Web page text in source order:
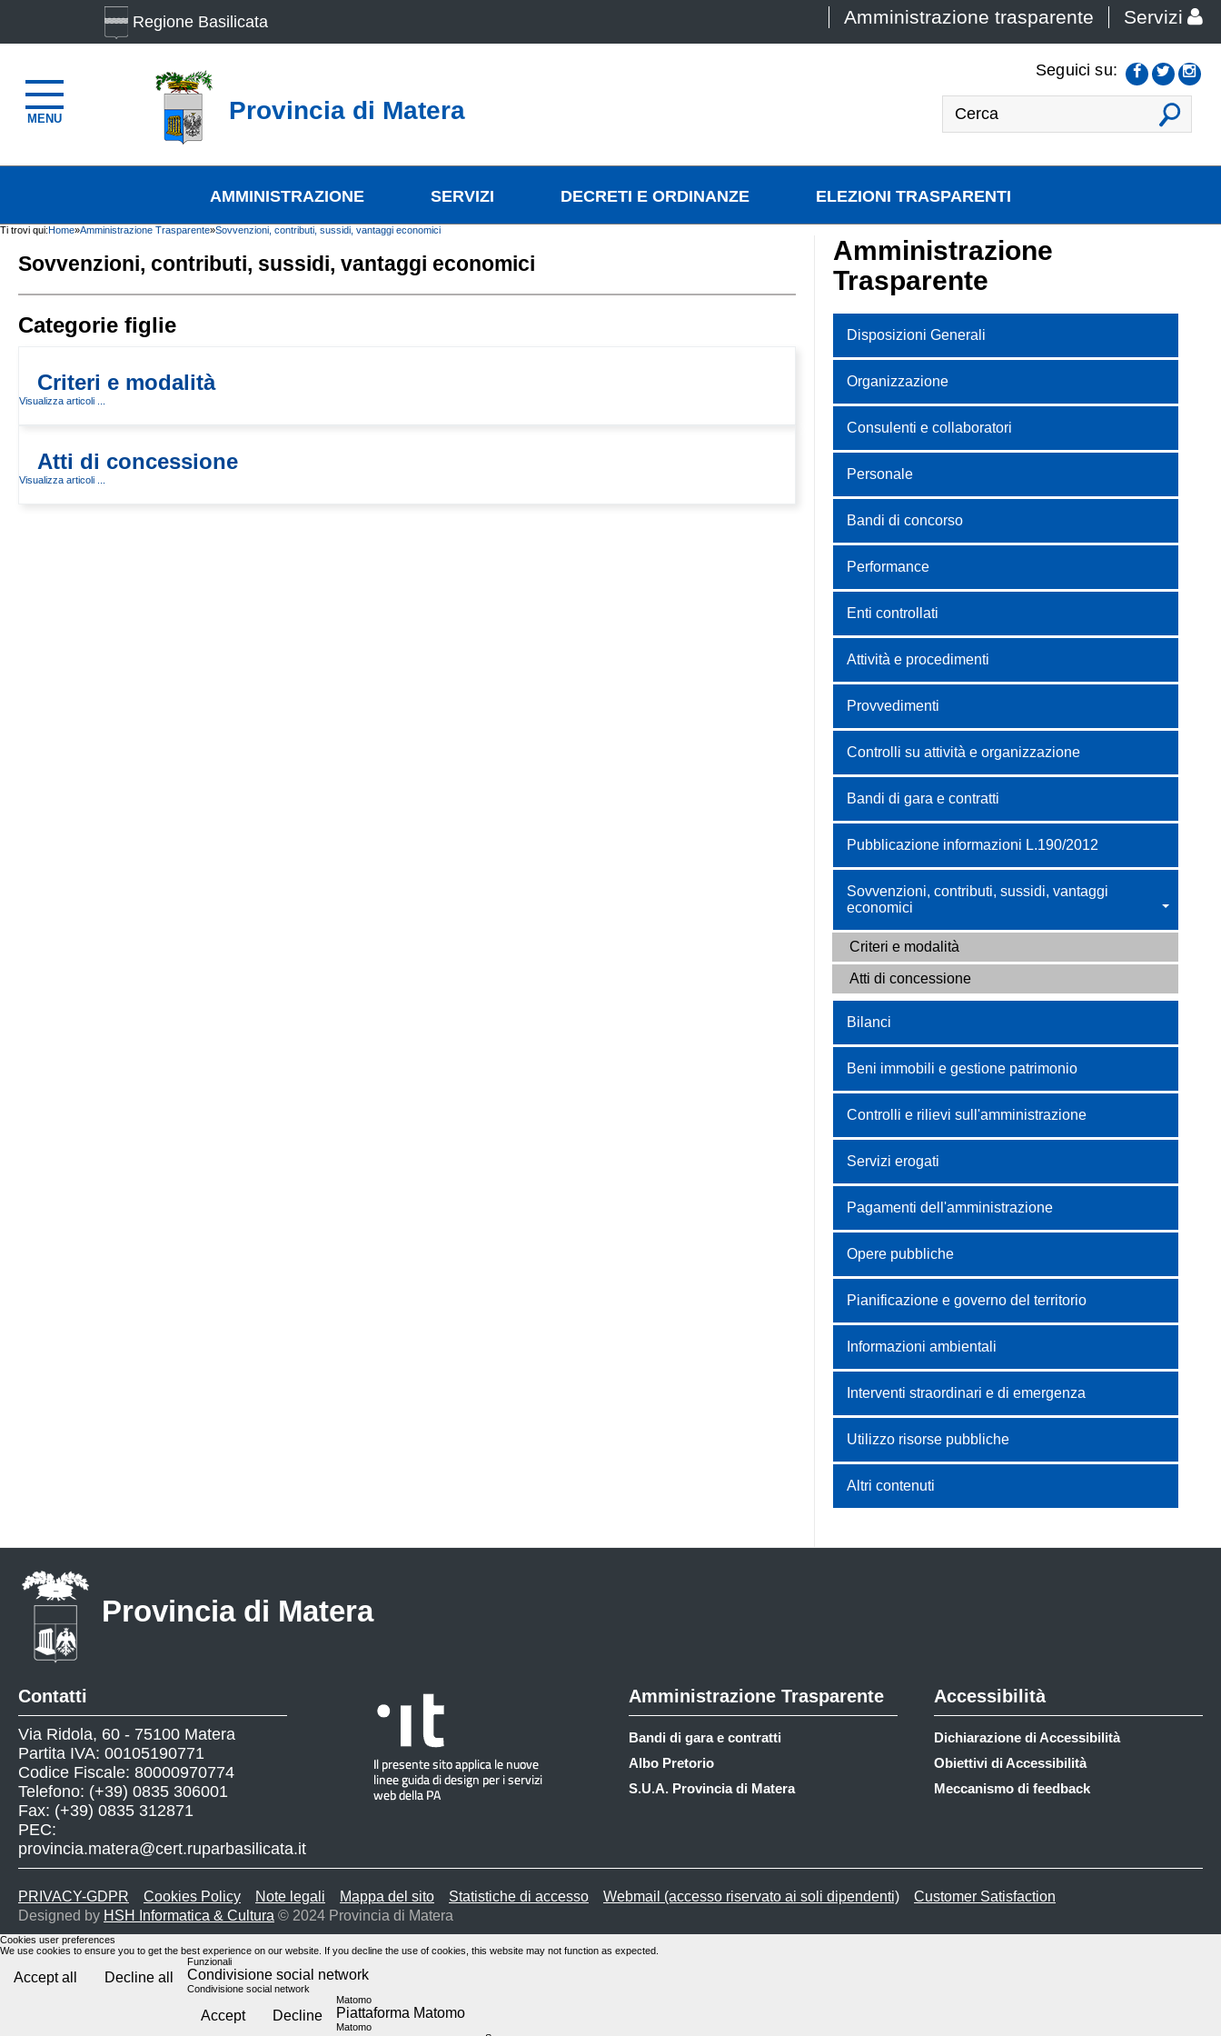
MENU
Regione Basilicata Amministrazione trasparente Servizi
Provincia di Matera VAI
Seguici su:
AMMINISTRAZIONE SERVIZI DECRETI E ORDINANZE ELEZIONI TRASPARENTI
Ti trovi qui:Home»Amministrazione Trasparente»Sovvenzioni, contributi, sussidi, vantaggi economici
Sovvenzioni, contributi, sussidi, vantaggi economici
Categorie figlie
Criteri e modalità
Visualizza articoli ...
Atti di concessione
Visualizza articoli ...
Amministrazione
Trasparente
Disposizioni Generali
Organizzazione
Consulenti e collaboratori
Personale
Bandi di concorso
Performance
Enti controllati
Attività e procedimenti
Provvedimenti
Controlli su attività e organizzazione
Bandi di gara e contratti
Pubblicazione informazioni L.190/2012
Sovvenzioni, contributi, sussidi, vantaggi
economici
Criteri e modalità
Atti di concessione
Bilanci
Beni immobili e gestione patrimonio
Controlli e rilievi sull'amministrazione
Servizi erogati
Pagamenti dell'amministrazione
Opere pubbliche
Pianificazione e governo del territorio
Informazioni ambientali
Interventi straordinari e di emergenza
Utilizzo risorse pubbliche
Altri contenuti
Provincia di Matera
Contatti
Via Ridola, 60 - 75100 Matera
Partita IVA: 00105190771
Codice Fiscale: 80000970774
Telefono: (+39) 0835 306001
Fax: (+39) 0835 312871
PEC:
provincia.matera@cert.ruparbasilicata.it
Amministrazione Trasparente
Bandi di gara e contratti
Albo Pretorio
S.U.A. Provincia di Matera
Accessibilità
Dichiarazione di Accessibilità
Obiettivi di Accessibilità
Meccanismo di feedback
PRIVACY-GDPR Cookies Policy Note legali Mappa del sito Statistiche di accesso Webmail (accesso riservato ai soli dipendenti)
Customer Satisfaction
Designed by HSH Informatica & Cultura © 2024 Provincia di Matera
Cookies user preferences
We use cookies to ensure you to get the best experience on our website. If you decline the use of cookies, this website may not function as expected.
Accept all Decline all
Funzionali
Condivisione social network
Condivisione social network
Accept Decline
Matomo
Piattaforma Matomo
Matomo